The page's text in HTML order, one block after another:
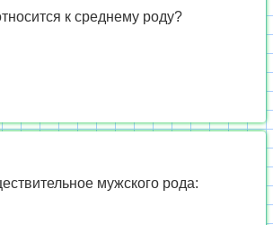
к среднему роду?
мужского рода: